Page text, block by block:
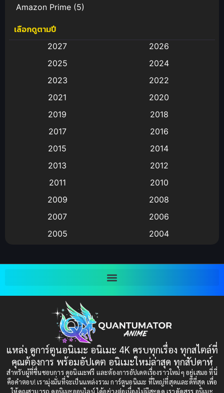
Amazon Prime (5)
Anal (ประตูหลัง)
Animation การ์ตูน
Animation อนิเมะ
Animation แอนิเมชัน
(9)
Big tits (นมใหญ่)
Bitch (ผู้หญิงร่าน)
Bondage (ทาส)(1)
(1)
Censored (เซ็นเซอร์)(19)
Comedy (ตลก)(235)
เลือกดูตามปี
2027
2026
2025
2024
2023
2022
2021
2020
2019
2018
2017
2016
2015
2014
2013
2012
2011
2010
2009
2008
2007
2006
2005
2004
1997
1993
1991
1989
1988
1987
1985
1984
1983
แหล่ง ดูการ์ตูนอนิเมะ อนิเมะ 4K ครบทุกเรื่อง ทุกสไตล์ที่
คุณต้องการ พร้อมอัปเดต อนิเมะใหม่ล่าสุด ทุกสัปดาห์
สำหรับผู้ที่ชื่นชอบการ ดูอนิเมะฟรี และต้องการอัปเดตเรื่องราวใหม่ๆ อยู่เสมอ ที่นี่
คือคำตอบ! เรามุ่งมั่นที่จะเป็นแหล่งรวม การ์ตูนอนิเมะ ที่ใหญ่ที่สุดและดีที่สุด เพื่อ
ให้คุณสามารถ ดูอนิเมะออนไลน์ ได้อย่างต่อเนื่องไม่มีสะดุด เราคัดสรร อนิเมะ